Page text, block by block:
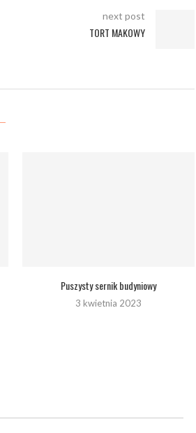
next post
TORT MAKOWY
Puszysty sernik budyniowy
3 kwietnia 2023